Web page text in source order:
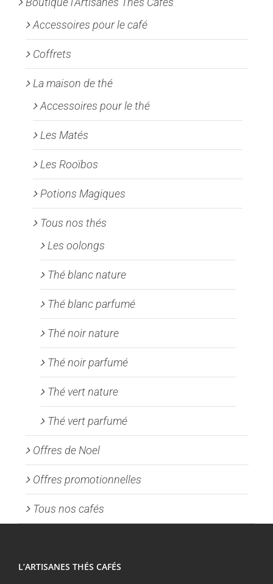
sur
la
page
produit
Accessoires pour le café
Coffrets
La maison de thé
Accessoires pour le thé
Les Matés
Les Rooïbos
Potions Magiques
Tous nos thés
Les oolongs
Thé blanc nature
Thé blanc parfumé
Thé noir nature
Thé noir parfumé
Thé vert nature
Thé vert parfumé
Offres de Noel
Offres promotionnelles
Tous nos cafés
L’ARTISANES THÉS CAFÉS